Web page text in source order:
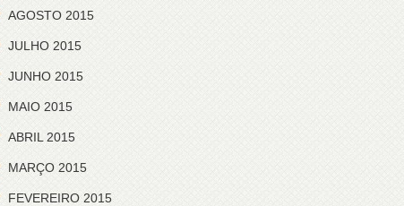
AGOSTO 2015
JULHO 2015
JUNHO 2015
MAIO 2015
ABRIL 2015
MARÇO 2015
FEVEREIRO 2015